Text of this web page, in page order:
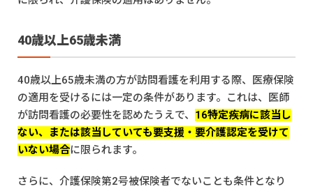
40歳以上65歳未満
40歳以上65歳未満の方が訪問看護を利用する際、医療保険
の適用を受けるには一定の条件があります。これは、医師
が訪問看護の必要性を認めたうえで、 16特定疾病に該当し
ない、または該当していても要支援・要介護認定を受けて
いない場合に限られます。
さらに、介護保険第2号被保険者でないことも条件となり